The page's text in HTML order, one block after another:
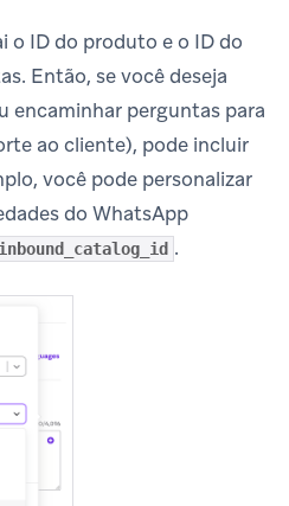
o ID do produto e o ID do
Então, se você deseja
encaminhar perguntas para
ao cliente), pode incluir
você pode personalizar
do WhatsApp
inbound_catalog_id .